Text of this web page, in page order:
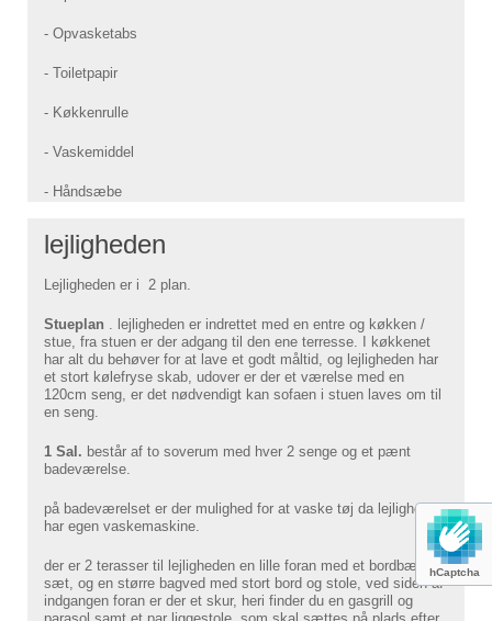
hCaptcha
- Opvasketabs
- Toiletpapir
- Køkkenrulle
- Vaskemiddel
- Håndsæbe
lejligheden
Lejligheden er i 2 plan.
Stueplan . lejligheden er indrettet med en entre og køkken /
stue, fra stuen er der adgang til den ene terresse. I køkkenet
har alt du behøver for at lave et godt måltid, og lejligheden har
et stort kølefryse skab, udover er der et værelse med en
120cm seng, er det nødvendigt kan sofaen i stuen laves om til
en seng.
1 Sal. består af to soverum med hver 2 senge og et pænt
badeværelse.
på badeværelset er der mulighed for at vaske tøj da lejligheden
har egen vaskemaskine.
der er 2 terasser til lejligheden en lille foran med et bordbænke
sæt, og en større bagved med stort bord og stole, ved siden af
indgangen foran er der et skur, heri finder du en gasgrill og